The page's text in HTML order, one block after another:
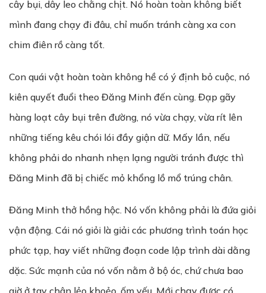
cây bụi, dây leo chằng chịt. Nó hoàn toàn không biết
mình đang chạy đi đâu, chỉ muốn tránh càng xa con
chim điên rồ càng tốt.
Con quái vật hoàn toàn không hề có ý định bỏ cuộc, nó
kiên quyết đuổi theo Đăng Minh đến cùng. Đạp gãy
hàng loạt cây bụi trên đường, nó vừa chạy, vừa rít lên
những tiếng kêu chói lói đầy giận dữ. Mấy lần, nếu
không phải do nhanh nhẹn lạng người tránh được thì
Đăng Minh đã bị chiếc mỏ khổng lồ mổ trúng chân.
Đăng Minh thở hồng hộc. Nó vốn không phải là đứa giỏi
vận động. Cái nó giỏi là giải các phương trình toán học
phức tạp, hay viết những đoạn code lập trình dài dằng
dặc. Sức mạnh của nó vốn nằm ở bộ óc, chứ chưa bao
giờ ở tay chân lẻo khoẻo, ốm yếu. Mới chạy được có